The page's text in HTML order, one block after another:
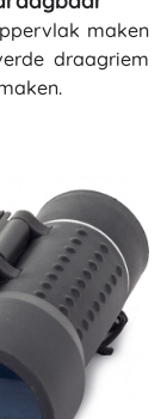
maken
draagriem